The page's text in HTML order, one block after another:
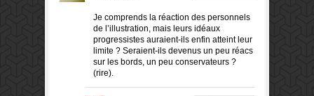
Je comprends la réaction des personnels
de l’illustration, mais leurs idéaux
progressistes auraient-ils enfin atteint leur
limite ? Seraient-ils devenus un peu réacs
sur les bords, un peu conservateurs ?
(rire).